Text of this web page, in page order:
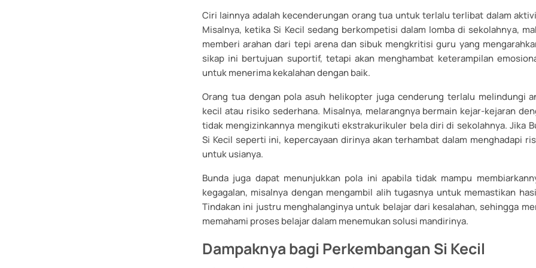
Ciri lainnya adalah kecenderungan orang tua untuk terlalu terlibat dalam
Misalnya, ketika Si Kecil sedang berkompetisi dalam lomba di sekolahnya,
memberi arahan dari tepi arena dan sibuk mengkritisi guru yang
sikap ini bertujuan suportif, tetapi akan menghambat keterampilan
untuk menerima kekalahan dengan baik.
Orang tua dengan pola asuh helikopter juga cenderung terlalu melindungi
kecil atau risiko sederhana. Misalnya, melarangnya bermain kejar-kejaran
tidak mengizinkannya mengikuti ekstrakurikuler bela diri di sekolahnya. Jika
Si Kecil seperti ini, kepercayaan dirinya akan terhambat dalam menghadapi
untuk usianya.
Bunda juga dapat menunjukkan pola ini apabila tidak mampu
kegagalan, misalnya dengan mengambil alih tugasnya untuk memastikan
Tindakan ini justru menghalanginya untuk belajar dari kesalahan, sehingga
memahami proses belajar dalam menemukan solusi mandirinya.
Dampaknya bagi Perkembangan Si Kecil